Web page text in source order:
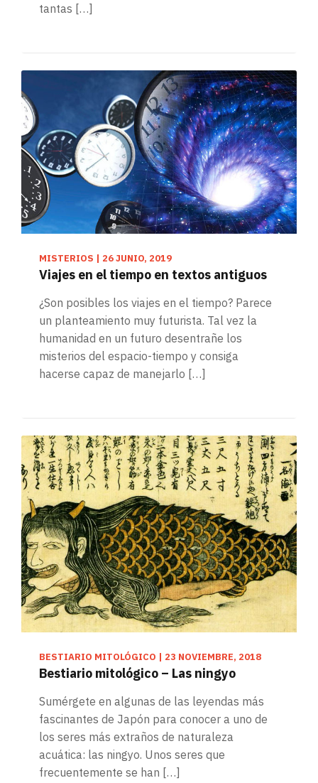
tantas […]
MISTERIOS | 26 JUNIO, 2019
Viajes en el tiempo en textos antiguos
¿Son posibles los viajes en el tiempo? Parece
un planteamiento muy futurista. Tal vez la
humanidad en un futuro desentrañe los
misterios del espacio-tiempo y consiga
hacerse capaz de manejarlo […]
BESTIARIO MITOLÓGICO | 23 NOVIEMBRE, 2018
Bestiario mitológico – Las ningyo
Sumérgete en algunas de las leyendas más
fascinantes de Japón para conocer a uno de
los seres más extraños de naturaleza
acuática: las ningyo. Unos seres que
frecuentemente se han […]